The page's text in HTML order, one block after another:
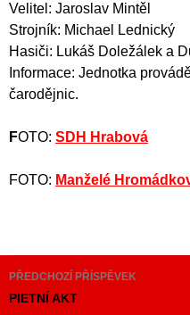
Velitel: Jaroslav Mintěl
Strojník: Michael Lednický
Hasiči: Lukáš Doležálek a
Informace: Jednotka
čarodějnic.
FOTO: SDH Hrabová
FOTO: Manželé
Navigace
pro
PŘEDCHOZÍ PŘÍSPĚVEK
PIETNÍ AKT